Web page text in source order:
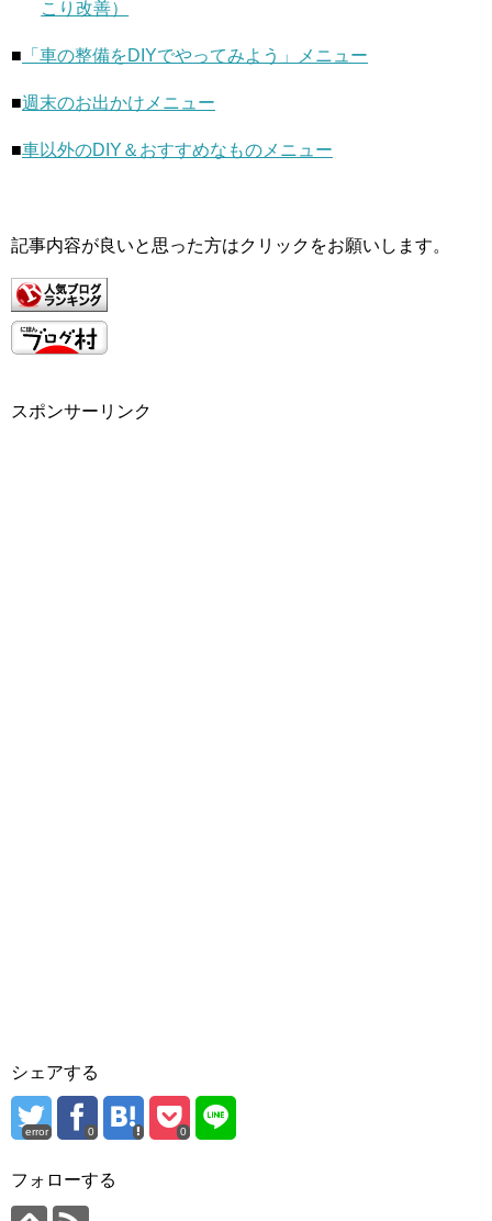
こり改善）
■ 「車の整備をDIYでやってみよう」メニュー
■週末のお出かけメニュー
■車以外のDIY＆おすすめなものメニュー
記事内容が良いと思った方はクリックをお願いします。
スポンサーリンク
シェアする
error 0 0
フォローする